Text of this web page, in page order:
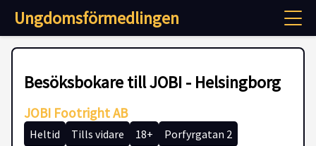
Ungdomsförmedlingen
Besöksbokare till JOBI - Helsingborg
JOBI Footright AB
Heltid Tills vidare 18+
Porfyrgatan 2